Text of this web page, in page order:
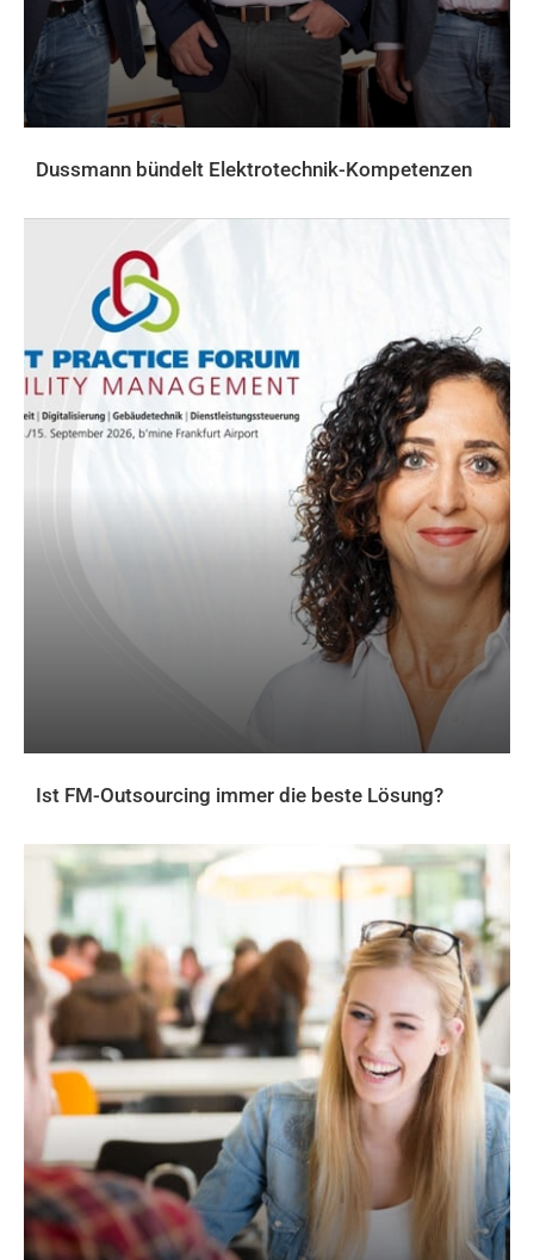
Dussmann bündelt Elektrotechnik-Kompetenzen
Ist FM-Outsourcing immer die beste Lösung?